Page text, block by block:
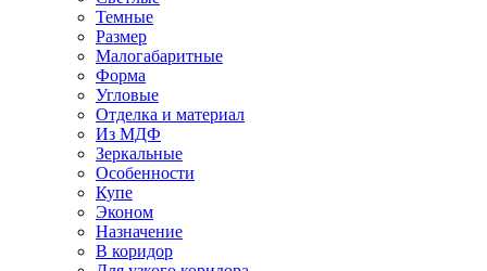
Темные
Размер
Малогабаритные
Форма
Угловые
Отделка и материал
Из МДФ
Зеркальные
Особенности
Купе
Эконом
Назначение
В коридор